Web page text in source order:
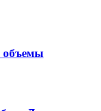
объемы